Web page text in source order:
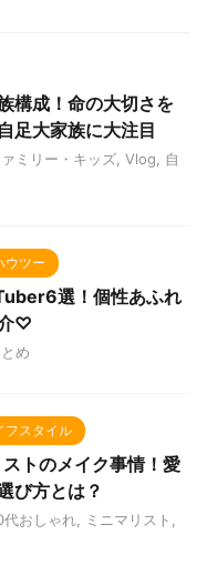
構成！命の大切さを
足大家族に大注目
ミリー・キッズ Vlog
自
ウツー
選！個性あふれ
♡
とめ
フスタイル
トのメイク事情！愛
び方とは？
代おしゃれ ミニマリスト